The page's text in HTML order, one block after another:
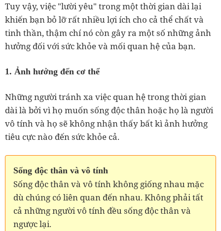
Tuy vậy, việc "lười yêu" trong một thời gian dài lại
khiến bạn bỏ lỡ rất nhiều lợi ích cho cả thể chất và
tinh thần, thậm chí nó còn gây ra một số những ảnh
hưởng đối với sức khỏe và mối quan hệ của bạn.
1. Ảnh hưởng đến cơ thể
Những người tránh xa việc quan hệ trong thời gian
dài là bởi vì họ muốn sống độc thân hoặc họ là người
vô tính và họ sẽ không nhận thấy bất kì ảnh hưởng
tiêu cực nào đến sức khỏe cả.
Sống độc thân và vô tính
Sống độc thân và vô tính không giống nhau mặc
dù chúng có liên quan đến nhau. Không phải tất
cả những người vô tính đều sống độc thân và
ngược lại.